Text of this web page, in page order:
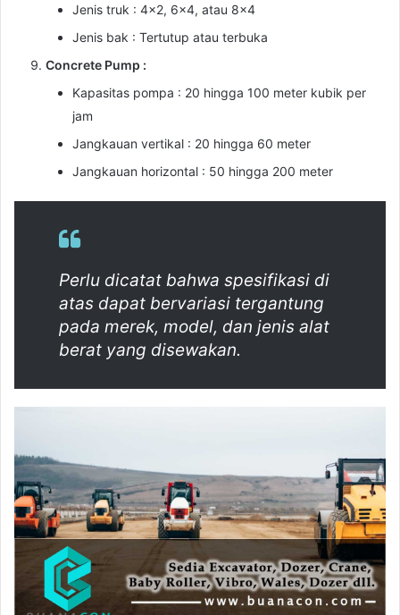
Jenis truk : 4×2, 6×4, atau 8×4
Jenis bak : Tertutup atau terbuka
Concrete Pump :
Kapasitas pompa : 20 hingga 100 meter kubik per
jam
Jangkauan vertikal : 20 hingga 60 meter
Jangkauan horizontal : 50 hingga 200 meter
Perlu dicatat bahwa spesifikasi di
atas dapat bervariasi tergantung
pada merek, model, dan jenis alat
berat yang disewakan.